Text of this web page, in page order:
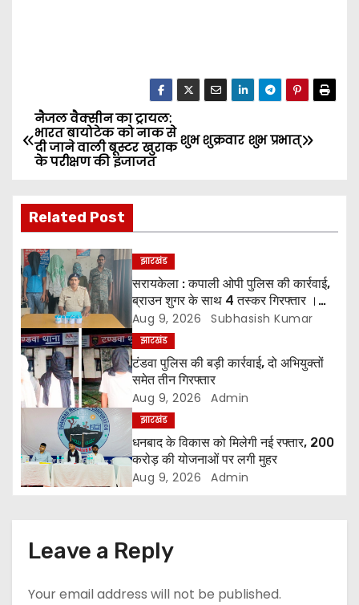
P
o
t
n
a
v
i
g
a
t
n
शुभ शुक्रवार शुभ प्रभात्
नैजल वैक्सीन का ट्रायल:
भारत बायोटेक को नाक से
दी जाने वाली बूस्टर खुराक
के परीक्षण की इजाजत
Related Post
झारखंड
सरायकेला : कपाली ओपी पुलिस की कार्रवाई,
ब्राउन शुगर के साथ 4 तस्कर गिरफ्तार ।
*चारों को भेजा गया न्यायिक हिरासत में
Aug 9, 2026 Subhasish Kumar
झारखंड
टंडवा पुलिस की बड़ी कार्रवाई, दो अभियुक्तों
समेत तीन गिरफ्तार
Aug 9, 2026 Admin
झारखंड
धनबाद के विकास को मिलेगी नई रफ्तार, 200
करोड़ की योजनाओं पर लगी मुहर
Aug 9, 2026 Admin
Leave a Reply
Your email address will not be published.